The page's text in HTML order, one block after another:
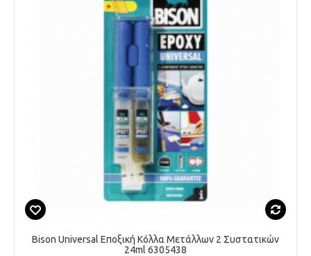
Bison Universal Εποξική Κόλλα Μετάλλων 2 Συστατικών
24ml 6305438